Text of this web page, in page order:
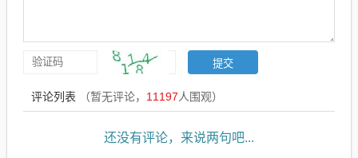
评论列表 （暂无评论， 11197人围观）
还没有评论，来说两句吧...